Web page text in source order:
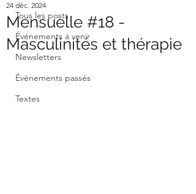
Tous les posts
Événements à venir
Newsletters
Événements passés
Textes
Mensuelle #18 -
Masculinités et thérapie
24 déc. 2024